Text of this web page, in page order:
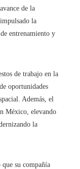
de la
la
entrenamiento y
de trabajo en la
oportunidades
Además, el
México, elevando
la
que su compañía